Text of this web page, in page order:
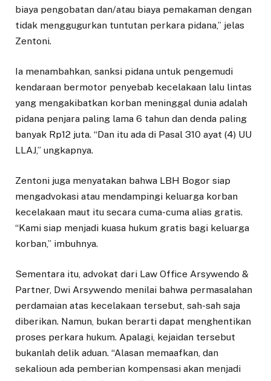
biaya pengobatan dan/atau biaya pemakaman dengan
tidak menggugurkan tuntutan perkara pidana,” jelas
Zentoni.
Ia menambahkan, sanksi pidana untuk pengemudi
kendaraan bermotor penyebab kecelakaan lalu lintas
yang mengakibatkan korban meninggal dunia adalah
pidana penjara paling lama 6 tahun dan denda paling
banyak Rp12 juta. “Dan itu ada di Pasal 310 ayat (4) UU
LLAJ,” ungkapnya.
Zentoni juga menyatakan bahwa LBH Bogor siap
mengadvokasi atau mendampingi keluarga korban
kecelakaan maut itu secara cuma-cuma alias gratis.
“Kami siap menjadi kuasa hukum gratis bagi keluarga
korban,” imbuhnya.
Sementara itu, advokat dari Law Office Arsywendo &
Partner, Dwi Arsywendo menilai bahwa permasalahan
perdamaian atas kecelakaan tersebut, sah-sah saja
diberikan. Namun, bukan berarti dapat menghentikan
proses perkara hukum. Apalagi, kejaidan tersebut
bukanlah delik aduan. “Alasan memaafkan, dan
sekalioun ada pemberian kompensasi akan menjadi